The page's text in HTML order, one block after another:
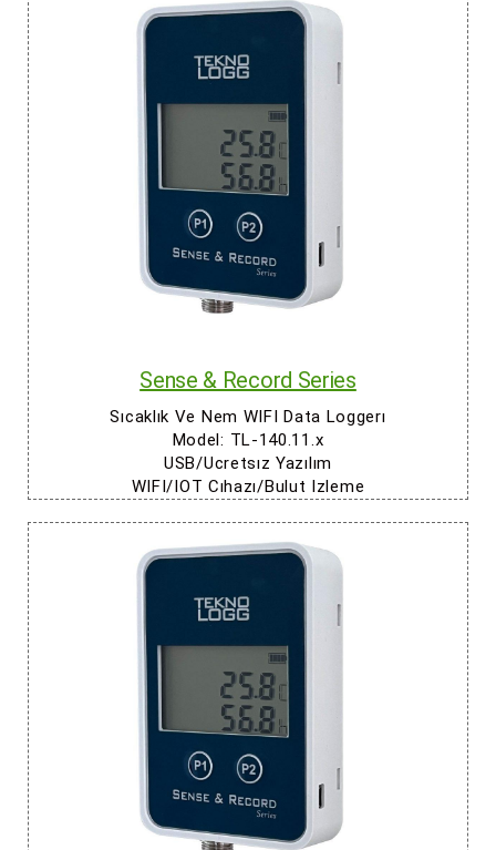
Sense & Record Series
Sıcaklık Ve Nem WIFI Data Loggerı
Model: TL-140.11.x
USB/Ucretsız Yazılım
WIFI/IOT Cıhazı/Bulut Izleme